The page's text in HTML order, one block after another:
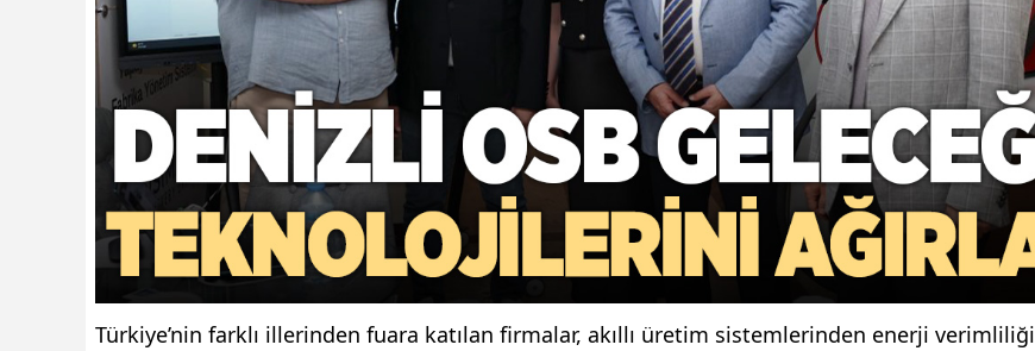
Türkiye’nin farklı illerinden fuara katılan firmalar, akıllı üretim sistemlerinden enerji verimliliği